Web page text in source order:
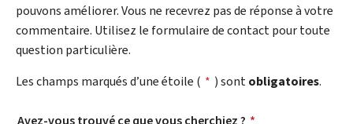
pouvons améliorer. Vous ne recevrez pas de réponse à votre
commentaire. Utilisez le formulaire de contact pour toute
question particulière.
Les champs marqués d’une étoile ( * ) sontobligatoires.
Avez-vous trouvé ce que vous cherchiez ? *